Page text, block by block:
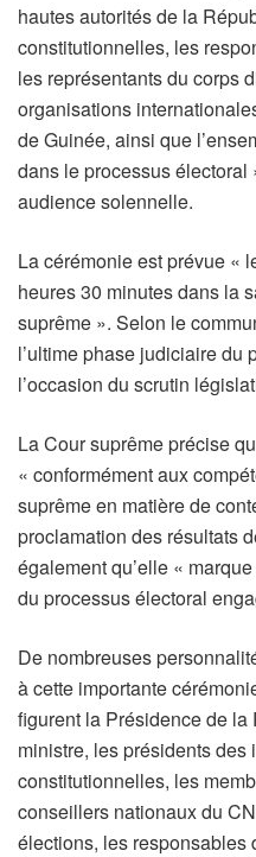
hautes autorités de la
constitutionnelles, les
les représentants du corps
organisations
de Guinée, ainsi que
dans le processus électoral
audience solennelle.
La cérémonie est prévue «
heures 30 minutes dans la
suprême ». Selon le
l’ultime phase judiciaire du
l’occasion du scrutin
La Cour suprême précise
« conformément aux
suprême en matière de
proclamation des résultats
également qu’elle «
du processus électoral
De nombreuses
à cette importante
figurent la Présidence de
ministre, les présidents
constitutionnelles, les
conseillers nationaux du
élections, les responsables